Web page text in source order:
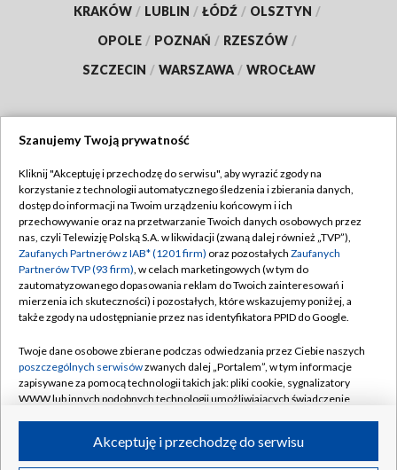
KRAKÓW / LUBLIN / ŁÓDŹ / OLSZTYN /
OPOLE / POZNAŃ / RZESZÓW /
SZCZECIN / WARSZAWA / WROCŁAW
TVP
Abonament TVP
Emisja w TVP
Centrum informacji TVP
Naziemna Telewizja Cyfrowa
Rada Programowa
System NOS
Informacje o nadawcy
Program dla prasy
Regulamin TVP
Polityka prywatności
Moje zgody
Pomoc
Kontakt
Kanały
Szanujemy Twoją prywatność
Kliknij "Akceptuję i przechodzę do serwisu", aby wyrazić zgody na
korzystanie z technologii automatycznego śledzenia i zbierania danych,
dostęp do informacji na Twoim urządzeniu końcowym i ich
przechowywanie oraz na przetwarzanie Twoich danych osobowych przez
nas, czyli Telewizję Polską S.A. w likwidacji (zwaną dalej również „TVP”),
Zaufanych Partnerów z IAB* (1201 firm) oraz pozostałych Zaufanych
Partnerów TVP (93 firm), w celach marketingowych (w tym do
zautomatyzowanego dopasowania reklam do Twoich zainteresowań i
mierzenia ich skuteczności) i pozostałych, które wskazujemy poniżej, a
także zgody na udostępnianie przez nas identyfikatora PPID do Google.
Twoje dane osobowe zbierane podczas odwiedzania przez Ciebie naszych
poszczególnych serwisówzwanych dalej „Portalem”, w tym informacje
zapisywane za pomocą technologii takich jak: pliki cookie, sygnalizatory
WWW lub innych podobnych technologii umożliwiających świadczenie
ruchu w Internecie.Akceptuję i przechodzę do serwisu